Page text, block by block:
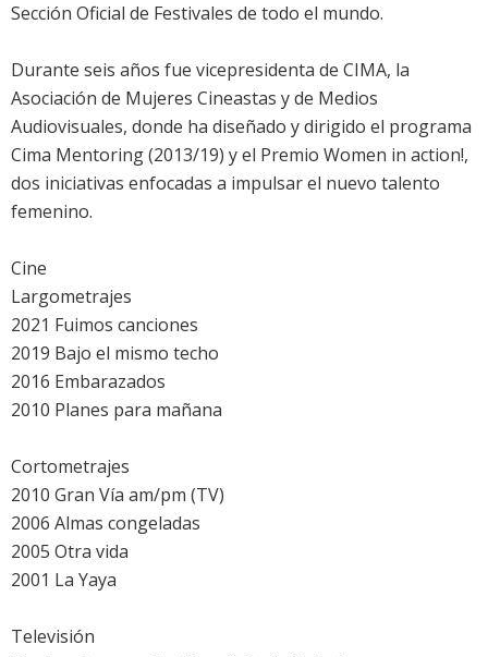
Sección Oficial de Festivales de todo el mundo.
Durante seis años fue vicepresidenta de CIMA, la
Asociación de Mujeres Cineastas y de Medios
Audiovisuales, donde ha diseñado y dirigido el programa
Cima Mentoring (2013/19) y el Premio Women in action!,
dos iniciativas enfocadas a impulsar el nuevo talento
femenino.
Cine
Largometrajes
2021 Fuimos canciones
2019 Bajo el mismo techo
2016 Embarazados
2010 Planes para mañana
Cortometrajes
2010 Gran Vía am/pm (TV)
2006 Almas congeladas
2005 Otra vida
2001 La Yaya
Televisión